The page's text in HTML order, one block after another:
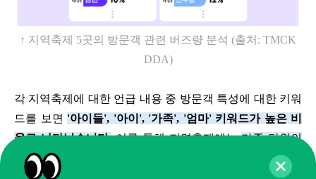
↑ 지역축제 5곳의 방문객 관련 버즈량 분석 (출처 : TMCK
DDA)
각 지역축제에 대한 언급 내용 중 방문객 특성에 대한 키워
드를 보면 '아이들', '아이 ', '가족', '엄마' 키워드가 높은 비
율로 나타났습니다. 이를 통해 지역축제에는가족 단위의
방문객 비율이 높을 것으로 추측